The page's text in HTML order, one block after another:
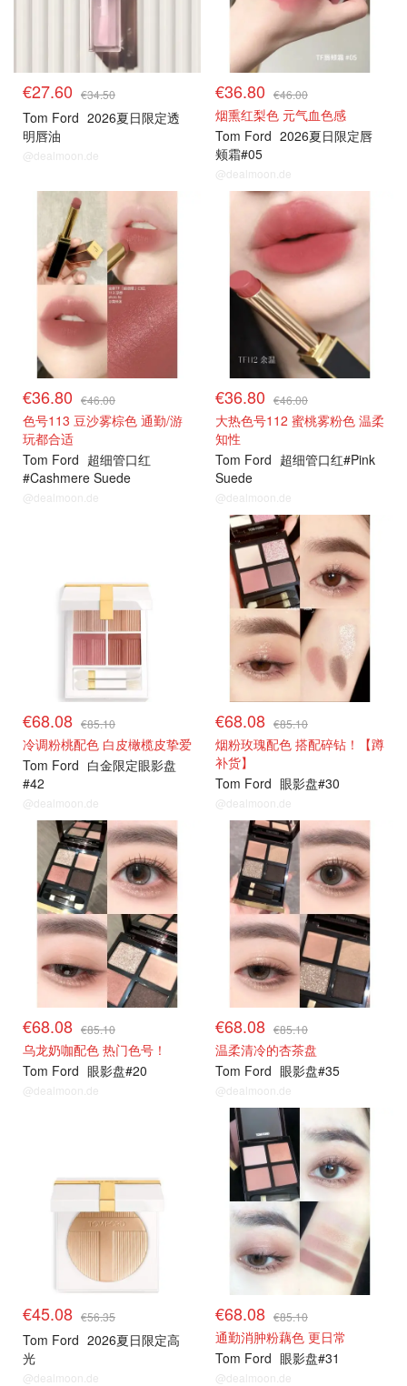
€27.60 €34.50
Tom Ford 2026夏日限定透
明唇油
@dealmoon.de
€36.80 €46.00
烟熏红梨色 元气血色感
Tom Ford 2026夏日限定唇
颊霜#05
@dealmoon.de
€36.80 €46.00
色号113 豆沙雾棕色 通勤/游
玩都合适
Tom Ford 超细管口红
#Cashmere Suede
@dealmoon.de
€36.80 €46.00
大热色号112 蜜桃雾粉色 温柔
知性
Tom Ford 超细管口红#Pink
Suede
@dealmoon.de
€68.08 €85.10
冷调粉桃配色 白皮橄榄皮挚爱
Tom Ford 白金限定眼影盘
#42
@dealmoon.de
€68.08 €85.10
烟粉玫瑰配色 搭配碎钻！【蹲
补货】
Tom Ford 眼影盘#30
@dealmoon.de
€68.08 €85.10
乌龙奶咖配色 热门色号！
Tom Ford 眼影盘#20
@dealmoon.de
€68.08 €85.10
温柔清冷的杏茶盘
Tom Ford 眼影盘#35
@dealmoon.de
€45.08 €56.35
Tom Ford 2026夏日限定高
光
@dealmoon.de
€68.08 €85.10
通勤消肿粉藕色 更日常
Tom Ford 眼影盘#31
@dealmoon.de